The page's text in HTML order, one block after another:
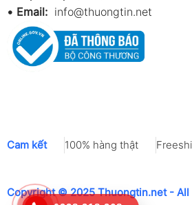
Thông số
Loại cảm biến
Thời gian đáp ứng
Điều kiện môi trường
• Email: info@thuongtin.net
Cam kết 100% hàng thật
Copyright © 2025 Thuongtin.net -